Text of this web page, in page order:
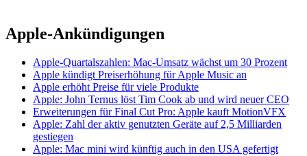
Apple-Ankündigungen
Apple-Quartalszahlen: Mac-Umsatz wächst um 30 Prozent
Apple kündigt Preiserhöhung für Apple Music an
Apple erhöht Preise für viele Produkte
Apple: John Ternus löst Tim Cook ab und wird neuer CEO
Erweiterungen für Final Cut Pro: Apple kauft MotionVFX
Apple: Zahl der aktiv genutzten Geräte auf 2,5 Milliarden
gestiegen
Apple: Mac mini wird künftig auch in den USA gefertigt